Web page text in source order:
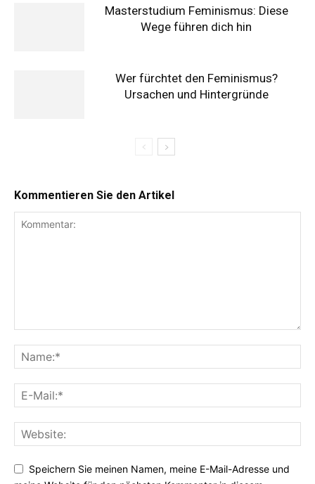
Masterstudium Feminismus: Diese
Wege führen dich hin
Wer fürchtet den Feminismus?
Ursachen und Hintergründe
Kommentieren Sie den Artikel
Speichern Sie meinen Namen, meine E-Mail-Adresse und